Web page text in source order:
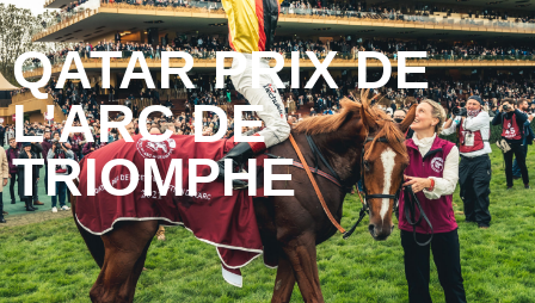
QATAR PRIX DE
L'ARC DE
TRIOMPHE